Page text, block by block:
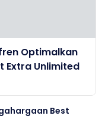
Optimalkan
Extra Unlimited
Best